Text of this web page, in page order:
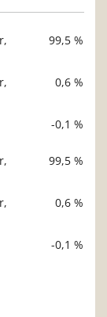
99,5 %
0,6 %
-0,1 %
99,5 %
0,6 %
-0,1 %